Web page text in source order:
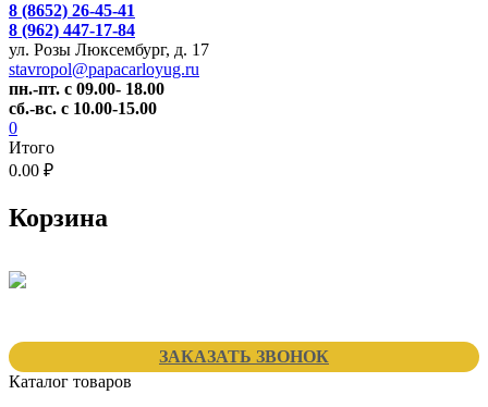
8 (8652) 26-45-41
8 (962) 447-17-84
ул. Розы Люксембург, д. 17
stavropol@papacarloyug.ru
пн.-пт. с 09.00- 18.00
сб.-вс. с 10.00-15.00
0
Итого
0.00 ₽
Корзина
ЗАКАЗАТЬ ЗВОНОК
Каталог товаров